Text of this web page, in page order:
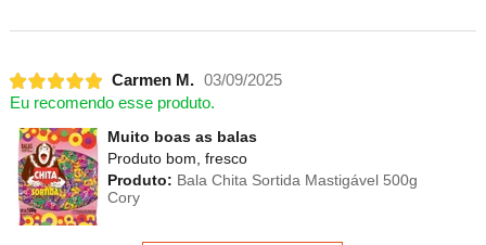
Carmen M. 03/09/2025
Eu recomendo esse produto.
Muito boas as balas
Produto bom, fresco
Produto: Bala Chita Sortida Mastigável 500g
Cory